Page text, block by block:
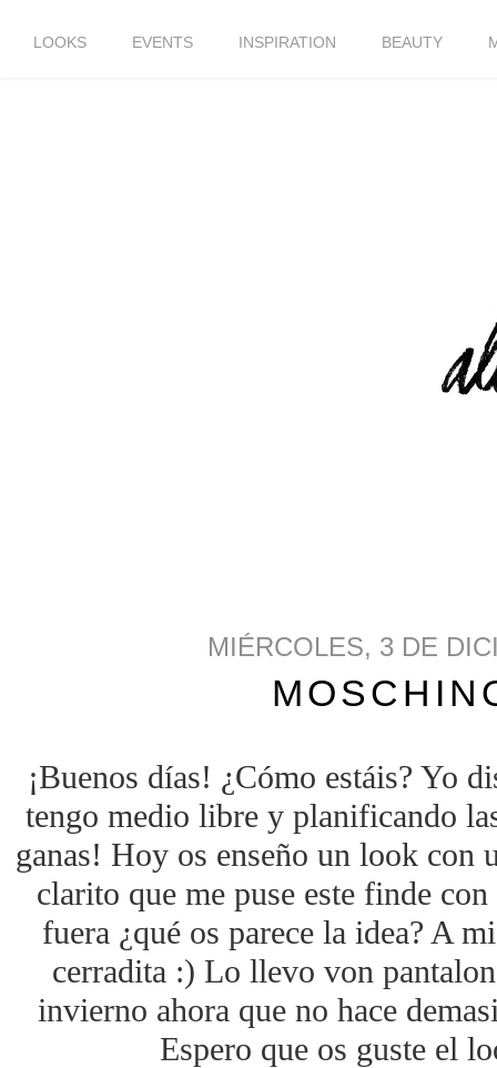
LOOKS EVENTS INSPIRATION BEAUTY
MIÉRCOLES, 3 DE
¡Buenos días! ¿Cómo estáis? Yo
tengo medio libre y planificando
ganas! Hoy os enseño un look con
clarito que me puse este finde
fuera ¿qué os parece la idea? A
cerradita :) Lo llevo von
invierno ahora que no hace
Espero que os guste el